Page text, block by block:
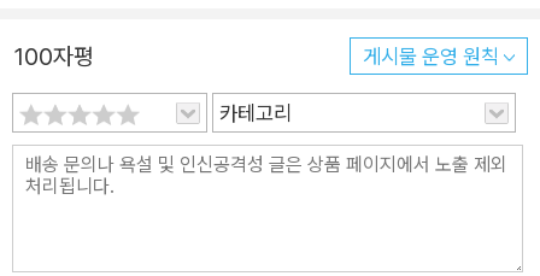
100자평 게시물 운영 원칙
카테고리